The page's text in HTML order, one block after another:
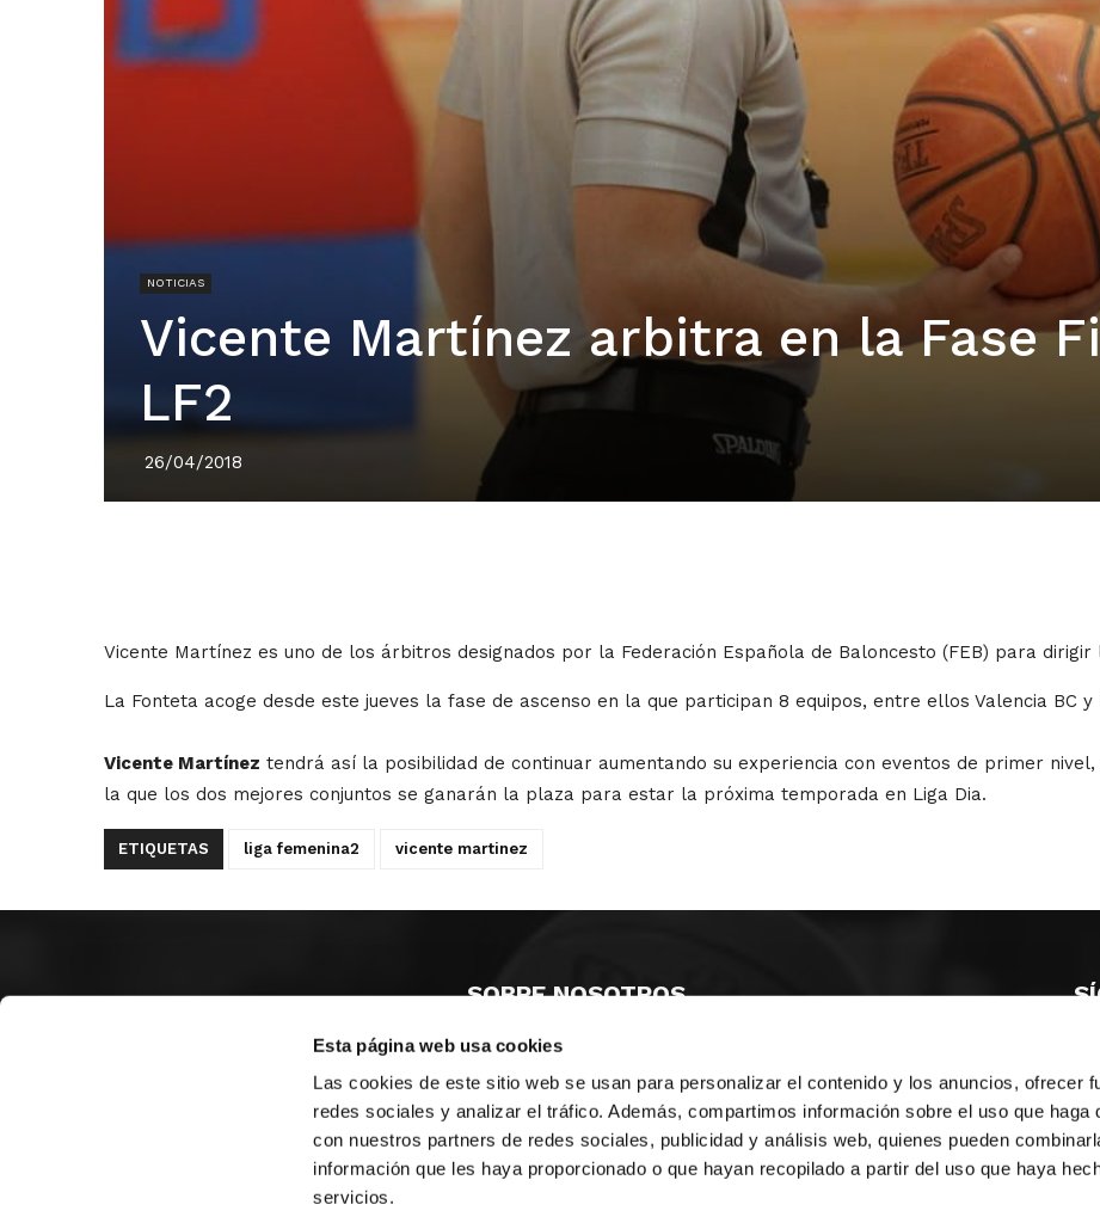
Esta página web usa cookies
Las cookies de este sitio web se usan para personalizar el contenido y los anuncios, ofrecer
redes sociales y analizar el tráfico. Además, compartimos información sobre el uso que haga
con nuestros partners de redes sociales, publicidad y análisis web, quienes pueden
información que les haya proporcionado o que hayan recopilado a partir del uso que haya
servicios.
NOTICIAS
Vicente Martínez arbitra en la Fase
LF2
26/04/2018
Vicente Martínez es uno de los árbitros designados por la Federación Española de Baloncesto (FEB) para dirigir
La Fonteta acoge desde este jueves la fase de ascenso en la que participan 8 equipos, entre ellos Valencia BC y
Vicente Martínez tendrá así la posibilidad de continuar aumentando su experiencia con eventos de primer
la que los dos mejores conjuntos se ganarán la plaza para estar la próxima temporada en Liga Dia.
ETIQUETAS liga femenina2 vicente martinez
SOBRE NOSOTROS
CASTELLON
VALENCIA
MONESTIR DE POBLET 14 1ª 3º
ALICANTE
CIUDAD DE MATANZAS 12
fbcv@fbcv.es